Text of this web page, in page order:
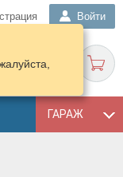
Войти
ГАРАЖ